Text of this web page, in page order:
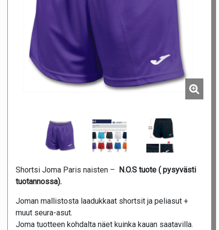
Shortsi Joma Paris naisten – N.O.S tuote ( pysyvästi
tuotannossa).
Joman mallistosta laadukkaat shortsit ja peliasut +
muut seura-asut.
Joma tuotteen kohdalta näet kuinka kauan saatavilla.